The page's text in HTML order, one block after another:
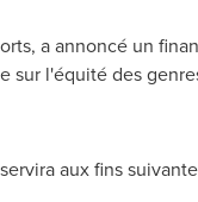
a annoncé un
l'équité des
aux fins